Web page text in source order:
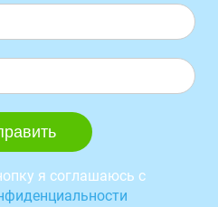
я соглашаюсь с